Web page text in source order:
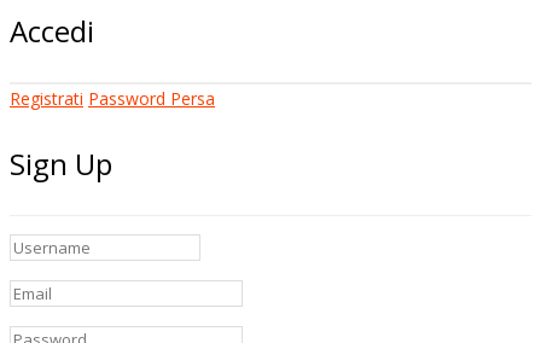
Accedi
Registrati Password Persa
Sign Up